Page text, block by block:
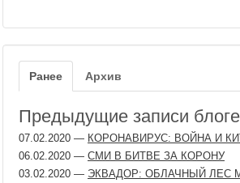
Ранее Архив
Предыдущие записи
07.02.2020 — КОРОНАВИРУС: ВОЙНА И
06.02.2020 — СМИ В БИТВЕ ЗА КОРОНУ
03.02.2020 — ЭКВАДОР: ОБЛАЧНЫЙ ЛЕС